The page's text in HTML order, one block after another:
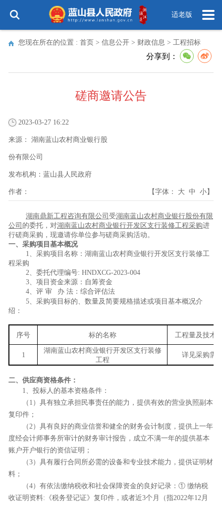
适老版
您现在所在的位置 : 首页 > 信息公开 > 财政信息 > 工程招标
分享到：
磋商邀请公告
2023-03-27 16:22
来源： 湖南蓝山农村商业银行股
份有限公司
发布机构： 蓝山县人民政府
作者： 【字体： 大 中 小】
湖南鼎新工程咨询有限公司 受湖南蓝山农村商业银行股份有限
公司 的委托，对湖南蓝山农村商业银行开发区支行装修工程采购进
行磋商采购，现邀请你单位参与磋商采购活动。
一、采购项目基本概况
1、采购项目名称： 湖南蓝山农村商业银行开发区支行装修工
程采购
2、委托代理编号: HNDXCG-2023-004
3、项目资金来源：自筹资金
4、评 审 办 法：综合评估法
5、 采购项目标的、数量及简要规格描述或项目基本概况介
绍：
序号 标的名称 工程量及技术
1
湖南蓝山农村商业银行开发区支行装修
工程
详 见采购需
二、供应商资格条件：
1、投标人的基本资格条件：
（ 1）具有独立承担民事责任的能力 ，提供有效的营业执照副本
复印件；
（2）具有良好的商业信誉和健全的财务会计制度 ， 提供上一年
度经会计师事务所审计的财务审计报告，成立不满一年的提供基本
账户开户银行的资信证明；
（3）具有履行合同所必需的设备和专业技术能力 ，提供证明材
料 ；
（4）有依法缴纳税收和社会保障资金的良好记录 ： ① 缴纳税
收证明资料:《税务登记证》复印件，或者近3个月（指2022年12月